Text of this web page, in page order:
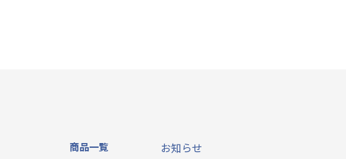
商品一覧 お知らせ